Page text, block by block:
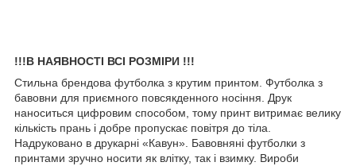
!!!В НАЯВНОСТІ ВСІ РОЗМІРИ !!!
Стильна брендова футболка з крутим принтом. Футболка з
бавовни для приємного повсякденного носіння. Друк
наноситься цифровим способом, тому принт витримає велику
кількість прань і добре пропускає повітря до тіла.
Надруковано в друкарні «Кавун». Бавовняні футболки з
принтами зручно носити як влітку, так і взимку. Вироби